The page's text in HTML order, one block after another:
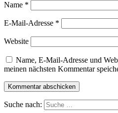
Name *
E-Mail-Adresse *
Website
Name, E-Mail-Adresse und
meinen nächsten Kommentar
Suche nach: